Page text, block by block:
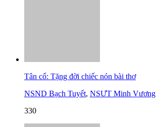
Tân cổ: Tặng đời chiếc nón bài thơ
NSND Bạch Tuyết, NSƯT Minh Vương
330